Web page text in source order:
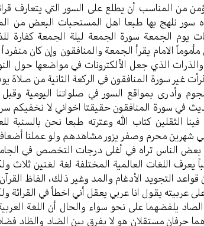
من المناسب أن يطلع على السور التي يتعارف
سور نلهج بها طبعا اهل المستحبات البعض من
يوم الجمعة سورة الجمعة ليلة الجمعة كفارة
الامام يقرأ الجمعة والمنافقون وإن كان منفرداً
الذي جعل الألكترونات في مواضعها حول
غير سورة المنافقون في الركعة الثانية من صلاة
وأدرى بمواقع السور في صلواتنا اليومية
في سورة المنافقون حقيقتا اخواني لا نخفيكم
الثقلين كتاب الله وعترته طبعا نحن بالسنبة
شهرين محرم وصفر يزور مشاهدهم ولو عملنا
بعض الناس تراه في أغلى درجات التخصص في
يعرف اللغات العالمية المختلفة لغة لغتين ثلاث
التجويد الأدغام والمد وغير ذلك، الفاظ
عربيته يقول انا عربي يعقل أني اخطأ في القرائة
يلفضهما على نحو سواء والحال أن اللغة
حرفان مستقلان هو لا يفرق بين الضاد والظاد